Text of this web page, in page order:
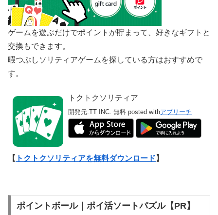
ゲームを遊ぶだけでポイントが貯まって、好きなギフトと
交換もできます。
暇つぶしソリティアゲームを探している方はおすすめで
す。
トクトクソリティア
開発元:TT INC. 無料 posted withアプリーチ
【 トクトクソリティアを無料ダウンロード 】
ポイントボール｜ポイ活ソートパズル【PR】